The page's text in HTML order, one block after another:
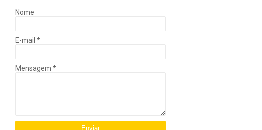
Nome
E-mail *
Mensagem *